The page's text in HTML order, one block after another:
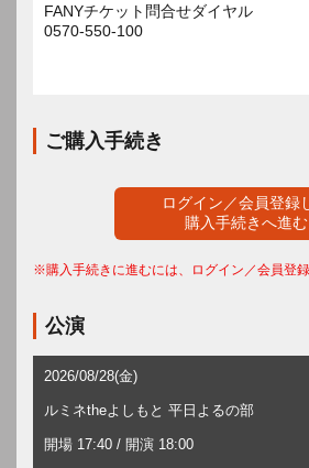
FANYチケット問合せダイヤル
0570-550-100
ご購入手続き
ログイン／会員登録
購入手続きへ進む
※購入手続きに進むには、ログイン／会員登録
公演
2026/08/28(金)
ルミネtheよしもと 平日よるの部
開場 17:40 / 開演 18:00